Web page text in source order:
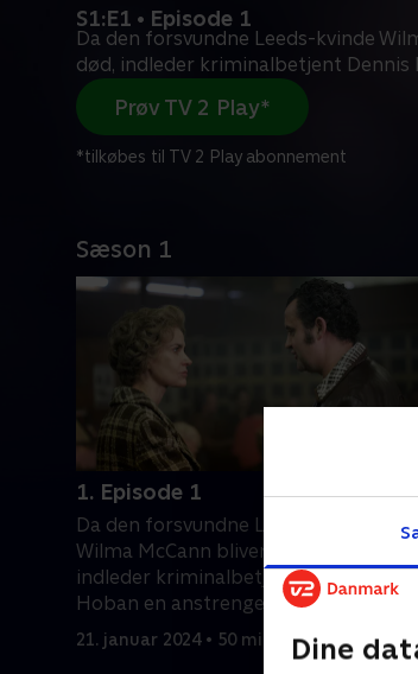
Dine
S1:E1 • Episode 1
Da den forsvundne Leeds-kvinde
død, indleder kriminalbetjent Dennis
Prøv TV 2 Play*
*tilkøbes til TV 2 Play abonnement
Sæson 1
1. Episode 1
Da den forsvundne Leeds-kvinde
Wilma McCann bliver fundet død,
indleder kriminalbetjent Dennis
Hoban en anstrengende jagt på
hendes morder
21. januar 2024 • 50 min